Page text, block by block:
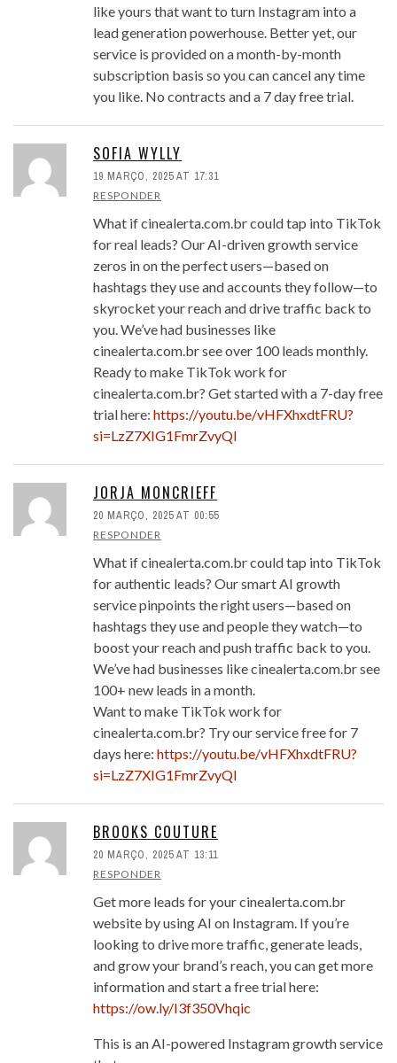
like yours that want to turn Instagram into a
lead generation powerhouse. Better yet, our
service is provided on a month-by-month
subscription basis so you can cancel any time
you like. No contracts and a 7 day free trial.
SOFIA WYLLY
19 MARÇO, 2025 AT 17:31
RESPONDER
What if cinealerta.com.br could tap into TikTok
for real leads? Our AI-driven growth service
zeros in on the perfect users—based on
hashtags they use and accounts they follow—to
skyrocket your reach and drive traffic back to
you. We’ve had businesses like
cinealerta.com.br see over 100 leads monthly.
Ready to make TikTok work for
cinealerta.com.br? Get started with a 7-day free
trial here: https://youtu.be/vHFXhxdtFRU?
si=LzZ7XIG1FmrZvyQl
JORJA MONCRIEFF
20 MARÇO, 2025 AT 00:55
RESPONDER
What if cinealerta.com.br could tap into TikTok
for authentic leads? Our smart AI growth
service pinpoints the right users—based on
hashtags they use and people they watch—to
boost your reach and push traffic back to you.
We’ve had businesses like cinealerta.com.br see
100+ new leads in a month.
Want to make TikTok work for
cinealerta.com.br? Try our service free for 7
days here: https://youtu.be/vHFXhxdtFRU?
si=LzZ7XIG1FmrZvyQl
BROOKS COUTURE
20 MARÇO, 2025 AT 13:11
RESPONDER
Get more leads for your cinealerta.com.br
website by using AI on Instagram. If you’re
looking to drive more traffic, generate leads,
and grow your brand’s reach, you can get more
information and start a free trial here:
https://ow.ly/I3f350Vhqic
This is an AI-powered Instagram growth service